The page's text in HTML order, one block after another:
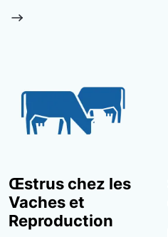
Œstrus chez les
Vaches et
Reproduction